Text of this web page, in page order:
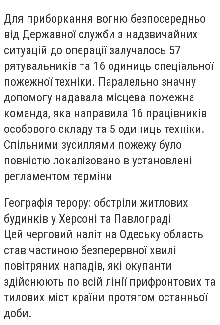
Для приборкання вогню безпосередньо
від Державної служби з надзвичайних
ситуацій до операції залучалось 57
рятувальників та 16 одиниць спеціальної
пожежної техніки. Паралельно значну
допомогу надавала місцева пожежна
команда, яка направила 16 працівників
особового складу та 5 одиниць техніки.
Спільними зусиллями пожежу було
повністю локалізовано в установлені
регламентом терміни
Географія терору: обстріли житлових
будинків у Херсоні та Павлограді
Цей черговий наліт на Одеську область
став частиною безперервної хвилі
повітряних нападів, які окупанти
здійснюють по всій лінії прифронтових та
тилових міст країни протягом останньої
доби.